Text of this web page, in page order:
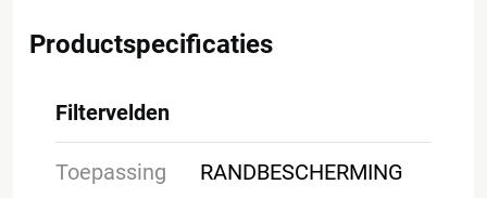
Productspecificaties
Filtervelden
Toepassing RANDBESCHERMING